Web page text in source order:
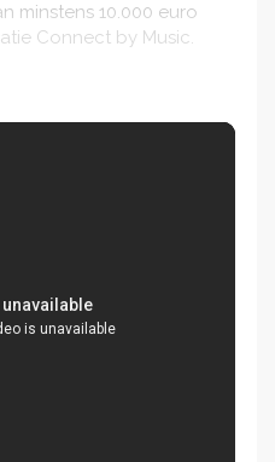
minstens 10.000 euro
Connect by Music.
helft in eigen zak..
kans gegeven om een
en